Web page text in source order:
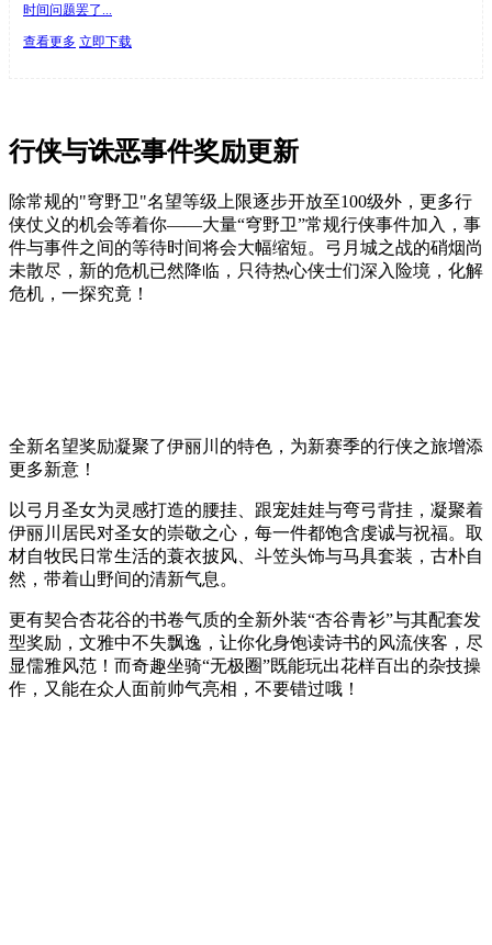
时间问题罢了...
查看更多 立即下载
行侠与诛恶事件奖励更新
除常规的"穹野卫"名望等级上限逐步开放至100级外，更多行
侠仗义的机会等着你——大量“穹野卫”常规行侠事件加入，事
件与事件之间的等待时间将会大幅缩短。弓月城之战的硝烟尚
未散尽，新的危机已然降临，只待热心侠士们深入险境，化解
危机，一探究竟！
全新名望奖励凝聚了伊丽川的特色，为新赛季的行侠之旅增添
更多新意！
以弓月圣女为灵感打造的腰挂、跟宠娃娃与弯弓背挂，凝聚着
伊丽川居民对圣女的崇敬之心，每一件都饱含虔诚与祝福。取
材自牧民日常生活的蓑衣披风、斗笠头饰与马具套装，古朴自
然，带着山野间的清新气息。
更有契合杏花谷的书卷气质的全新外装“杏谷青衫”与其配套发
型奖励，文雅中不失飘逸，让你化身饱读诗书的风流侠客，尽
显儒雅风范！而奇趣坐骑“无极圈”既能玩出花样百出的杂技操
作，又能在众人面前帅气亮相，不要错过哦！